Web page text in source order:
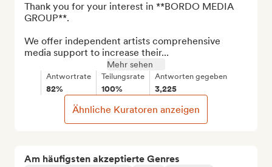
Am häufigsten akzeptierte Genres
Thank you for your interest in **BORDO MEDIA
GROUP**.
We offer independent artists comprehensive
media support to increase their...
Mehr sehen
Antwortrate
82%
Teilungsrate
100%
Antworten gegeben
3,225
Ähnliche Kuratoren anzeigen